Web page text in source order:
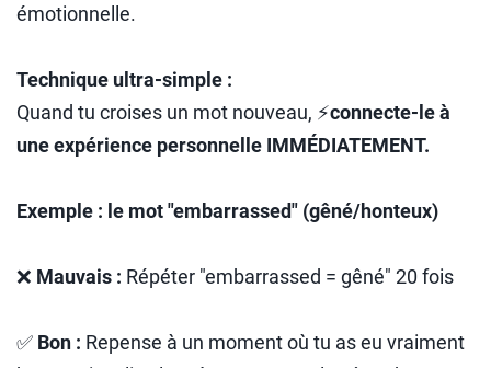
émotionnelle.
Technique ultra-simple :
Quand tu croises un mot nouveau, ⚡connecte-le à
une expérience personnelle IMMÉDIATEMENT.
Exemple : le mot "embarrassed" (gêné/honteux)
❌ Mauvais : Répéter "embarrassed = gêné" 20 fois
✅ Bon : Repense à un moment où tu as eu vraiment